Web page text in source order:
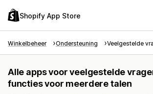
Shopify App Store
Winkelbeheer Ondersteuning Veelgestelde
Alle apps voor veelgestelde
functies voor meerdere talen